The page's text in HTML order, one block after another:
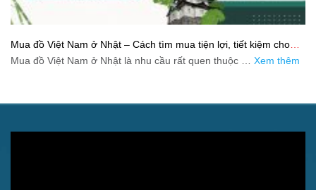
Mua đồ Việt Nam ở Nhật – Cách tìm mua tiện lợi, tiết kiệm cho
người xa quê
Mua đồ Việt Nam ở Nhật là nhu cầu rất quen thuộc … Xem thêm